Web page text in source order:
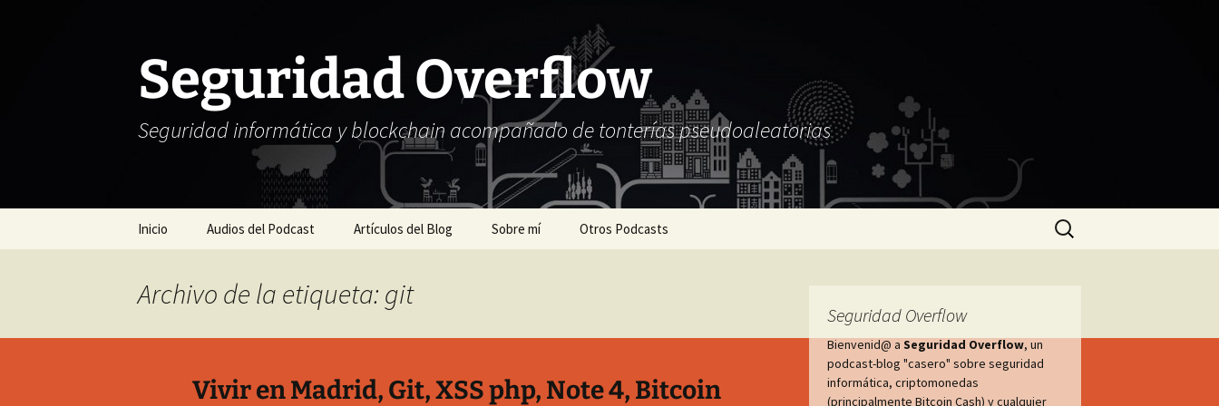
Seguridad Overflow
Seguridad informática y blockchain acompañado de tonterías pseudoaleatorias
Inicio Audios del Podcast Artículos del Blog Sobre mí Otros Podcasts
Buscar:
Archivo de la etiqueta: git
Vivir en Madrid, Git, XSS php, Note 4, Bitcoin
Seguridad Overflow
Bienvenid@ a Seguridad Overflow, un
podcast-blog "casero" sobre seguridad
informática, criptomonedas
(principalmente Bitcoin Cash) y cualquier